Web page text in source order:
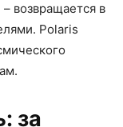
возвращается в
Polaris
за